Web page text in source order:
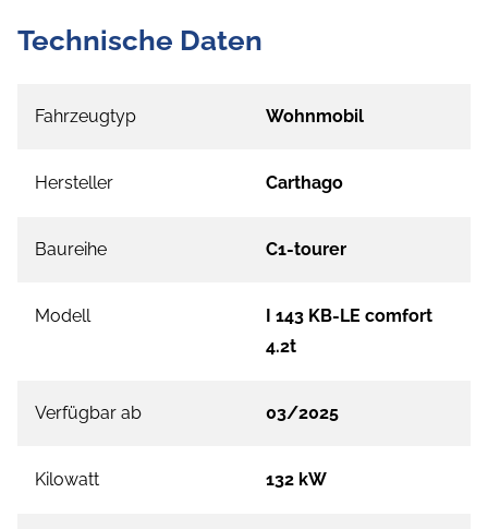
Technische Daten
Fahrzeugtyp Wohnmobil
Hersteller Carthago
Baureihe C1-tourer
Modell
I 143 KB-LE comfort
4.2t
Verfügbar ab 03/2025
Kilowatt 132 kW